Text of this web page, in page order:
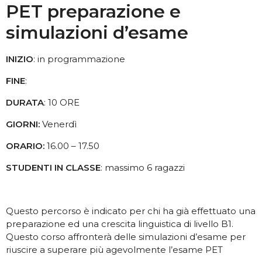
PET preparazione e
simulazioni d’esame
INIZIO: in programmazione
FINE:
DURATA: 10 ORE
GIORNI: Venerdì
ORARIO: 16.00 – 17.50
STUDENTI IN CLASSE: massimo 6 ragazzi
Questo percorso è indicato per chi ha già effettuato una
preparazione ed una crescita linguistica di livello B1.
Questo corso affronterà delle simulazioni d’esame per
riuscire a superare più agevolmente l’esame PET